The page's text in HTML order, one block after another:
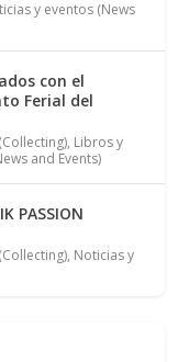
y eventos (News
con el
Ferial del
, Libros y
and Events)
PASSION
, Noticias y